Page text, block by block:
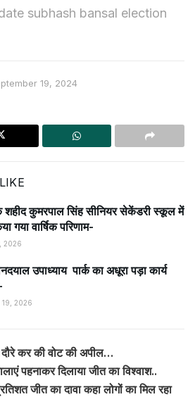
subhash bansal election
19, 2024
शहीद कुमरपाल सिंह सीनियर सेकेंडरी स्कूल में
गया वार्षिक परिणाम-
2026
उपाध्याय पार्क का अधूरा पड़ा कार्य
19, 2026
कर की वोट की अपील…
पहनाकर दिलाया जीत का विश्वाश..
जीत का दावा कहा लोगों का मिल रहा